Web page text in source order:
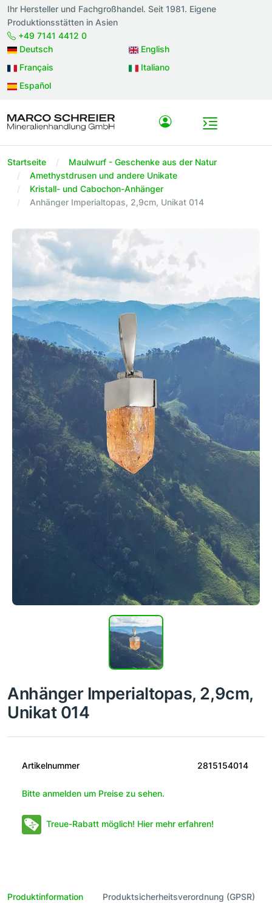
Ihr Hersteller und Fachgroßhandel. Seit 1981. Eigene
Produktionsstätten in Asien
+49 7141 4412 0
Deutsch
English
Français
Italiano
Español
Startseite
Maulwurf - Geschenke aus der Natur
Amethystdrusen und andere Unikate
Kristall- und Cabochon-Anhänger
Anhänger Imperialtopas, 2,9cm, Unikat 014
Anhänger Imperialtopas, 2,9cm,
Unikat 014
Artikelnummer 2815154014
Bitte anmelden um Preise zu sehen.
Treue-Rabatt möglich! Hier mehr erfahren!
Produktinformation Produktsicherheitsverordnung (GPSR)